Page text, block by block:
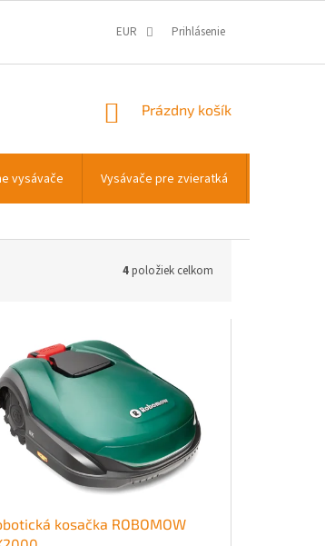
OSOBNÝCH ÚDAJOV INFORMÁCIE O COOKIES
EUR Prihlásenie
NÁKUPNÝ
Prázdny košík
vysávače Vysávače pre zvieratká
4položiek celkom
kosačka ROBOMOW